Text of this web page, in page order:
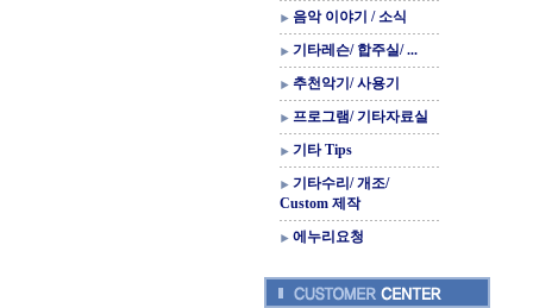
음악 이야기 / 소식
기타레슨/ 합주실/ ...
추천악기/ 사용기
프로그램/ 기타자료실
기타 Tips
기타수리/ 개조/
Custom 제작
에누리요청